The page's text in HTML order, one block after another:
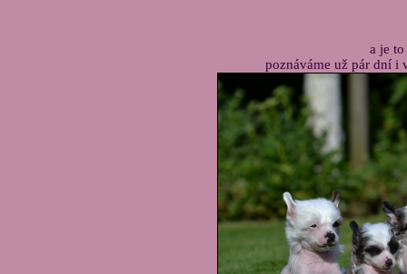
a je
poznáváme už pár dní